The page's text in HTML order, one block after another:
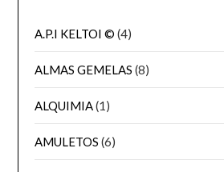
A.P.I KELTOI © (4)
ALMAS GEMELAS (8)
ALQUIMIA(1)
AMULETOS (6)